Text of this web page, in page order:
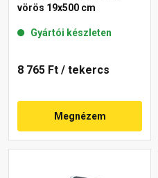
vörös 19x500 cm
Gyártói készleten
8 765 Ft / tekercs
Megnézem